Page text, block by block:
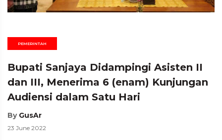
PEMERINTAH
Bupati Sanjaya Didampingi Asisten II
dan III, Menerima 6 (enam) Kunjungan
Audiensi dalam Satu Hari
By GusAr
23 June 2022